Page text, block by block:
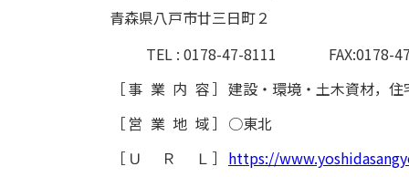
青森県八戸市廿三日町２
TEL : 0178-47-8111
FAX:0178-
［事業内容］ 建設・環境・土木資材，
［ 営業地域］ ○東北
［ ＵＲＬ ］ https://